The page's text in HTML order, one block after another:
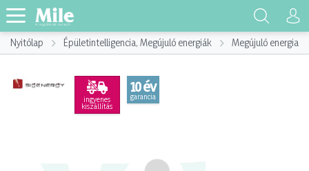
Nyitólap Épületintelligencia, Megújuló energiák Megújuló energia
ingyenes
kiszállítás
10 év
garancia